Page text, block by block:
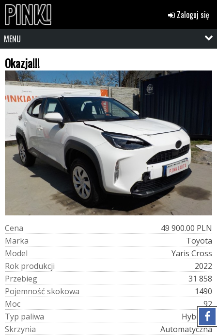
Zaloguj się
MENU
Okazja!!!
Cena
49 900.00 PLN
Marka
Toyota
Model
Yaris Cross
Rok produkcji
2022
Przebieg
31 858
Pojemność skokowa
1490
Moc
92
Typ paliwa
Hybryda
Skrzynia
Automatyczna